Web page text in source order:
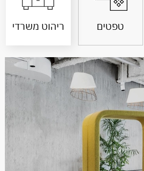
טפטים ריהוט משרדי